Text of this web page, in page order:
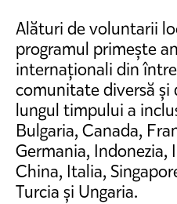
Alături de voluntarii
programul primește
internaționali din
comunitate diversă și
lungul timpului a
Bulgaria, Canada,
Germania, Indonezia,
China, Italia,
Turcia și Ungaria.